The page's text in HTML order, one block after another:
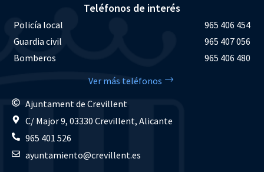
Teléfonos de interés
Policía local
965 406 454
Guardia civil
965 407 056
Bomberos
965 406 480
Ver más teléfonos
Ajuntament de Crevillent
C/ Major 9, 03330 Crevillent, Alicante
965 401 526
ayuntamiento@crevillent.es